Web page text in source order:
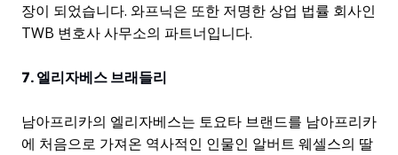
장이 되었습니다. 와프닉은 또한 저명한 상업 법률 회사인
TWB 변호사 사무소의 파트너입니다.
7. 엘리자베스 브래들리
남아프리카의 엘리자베스는 토요타 브랜드를 남아프리카
에 처음으로 가져온 역사적인 인물인 알버트 웨셀스의 딸